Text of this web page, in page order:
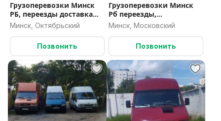
Грузоперевозки Минск
РБ, переезды доставка
развоз, вывоз мусора
Минск, Октябрьский
Позвонить
Грузоперевозки Минск
Рб переезды,
мотоэвакутор
,доставка,переезды,грузч
ики ,вывоз мусора
Минск, Московский
Позвонить